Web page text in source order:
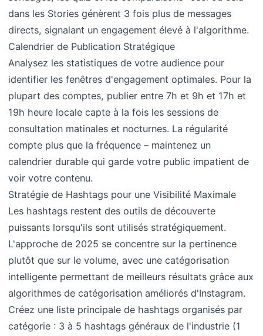
dans les Stories génèrent 3 fois plus de messages
directs, signalant un engagement élevé à l'algorithme.
Calendrier de Publication Stratégique
Analysez les statistiques de votre audience pour
identifier les fenêtres d'engagement optimales. Pour la
plupart des comptes, publier entre 7h et 9h et 17h et
19h heure locale capte à la fois les sessions de
consultation matinales et nocturnes. La régularité
compte plus que la fréquence – maintenez un
calendrier durable qui garde votre public impatient de
voir votre contenu.
Stratégie de Hashtags pour une Visibilité Maximale
Les hashtags restent des outils de découverte
puissants lorsqu'ils sont utilisés stratégiquement.
L'approche de 2025 se concentre sur la pertinence
plutôt que sur le volume, avec une catégorisation
intelligente permettant de meilleurs résultats grâce aux
algorithmes de catégorisation améliorés d'Instagram.
Créez une liste principale de hashtags organisés par
catégorie : 3 à 5 hashtags généraux de l'industrie (1